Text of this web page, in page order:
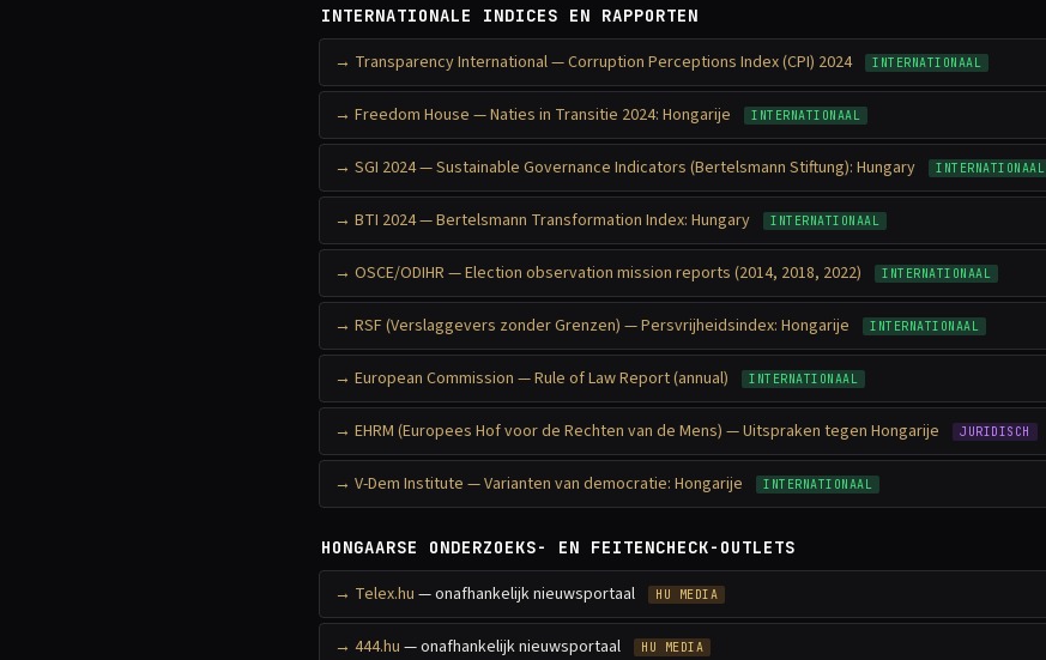
INTERNATIONALE INDICES EN RAPPORTEN
Transparency International — Corruption Perceptions Index (CPI) 2024 INTERNATIONAAL
Freedom House — Naties in Transitie 2024: Hongarije INTERNATIONAAL
SGI 2024 — Sustainable Governance Indicators (Bertelsmann Stiftung): Hungary INTERNATIONAAL
BTI 2024 — Bertelsmann Transformation Index: Hungary INTERNATIONAAL
OSCE/ODIHR — Election observation mission reports (2014, 2018, 2022) INTERNATIONAAL
RSF (Verslaggevers zonder Grenzen) — Persvrijheidsindex: Hongarije INTERNATIONAAL
European Commission — Rule of Law Report (annual) INTERNATIONAAL
EHRM (Europees Hof voor de Rechten van de Mens) — Uitspraken tegen Hongarije JURIDISCH
V-Dem Institute — Varianten van democratie: Hongarije INTERNATIONAAL
HONGAARSE ONDERZOEKS- EN FEITENCHECK-OUTLETS
Telex.hu — onafhankelijk nieuwsportaal HU MEDIA
444.hu — onafhankelijk nieuwsportaal HU MEDIA